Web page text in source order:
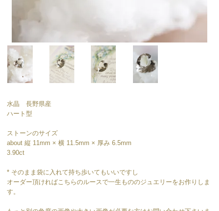
水晶 長野県産
ハート型
ストーンのサイズ
about 縦 11mm × 横 11.5mm × 厚み 6.5mm
3.90ct
* そのまま袋に入れて持ち歩いてもいいですし
オーダー頂ければこちらのルースで一生もののジュエリーをお作りしま
す。